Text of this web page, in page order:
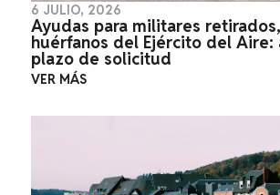
6 JULIO, 2026
Ayudas para militares
huérfanos del Ejército del
plazo de solicitud
VER MÁS